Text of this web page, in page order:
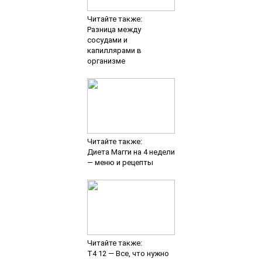
Читайте также:
Разница между
сосудами и
капиллярами в
организме
Читайте также:
Диета Магги на 4 недели
— меню и рецепты
Читайте также:
Т4 12 — Все, что нужно